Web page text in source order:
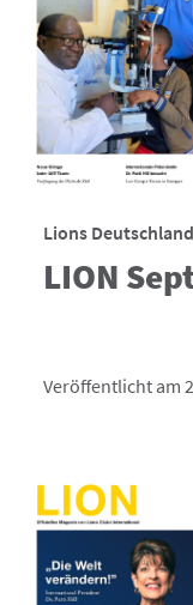
Lions Deutschland
LION
Veröffentlicht am